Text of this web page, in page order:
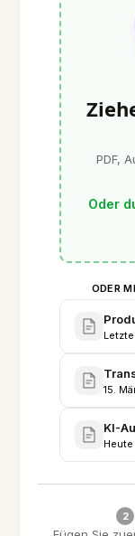
PDF,
Oder
ODER
15.
KI-
Heute
2